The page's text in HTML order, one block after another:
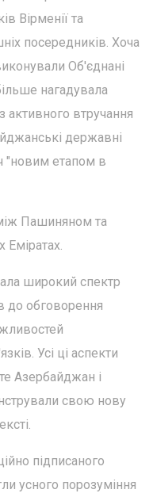
Вірменії та
посередників. Хоча
Об'єднані
нагадувала
активного втручання
державні
"новим етапом в
Пашиняном та
Еміратах.
широкий спектр
до обговорення
Усі ці аспекти
Азербайджан і
свою нову
підписаного
усного порозуміння